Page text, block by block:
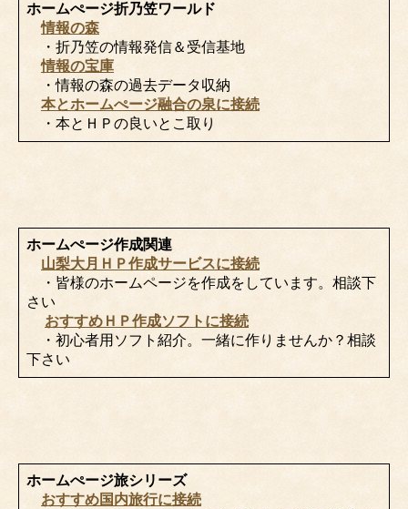
ホームぺージ折乃笠ワールド
情報の森
・折乃笠の情報発信＆受信基地
情報の宝庫
・情報の森の過去データ収納
本とホームぺージ融合の泉に接続
・本とＨＰの良いとこ取り
ホームぺージ作成関連
山梨大月ＨＰ作成サービスに接続
・皆様のホームページを作成をしています。相談下
さい
おすすめＨＰ作成ソフトに接続
・初心者用ソフト紹介。一緒に作りませんか？相談
下さい
ホームぺージ旅シリーズ
おすすめ国内旅行に接続